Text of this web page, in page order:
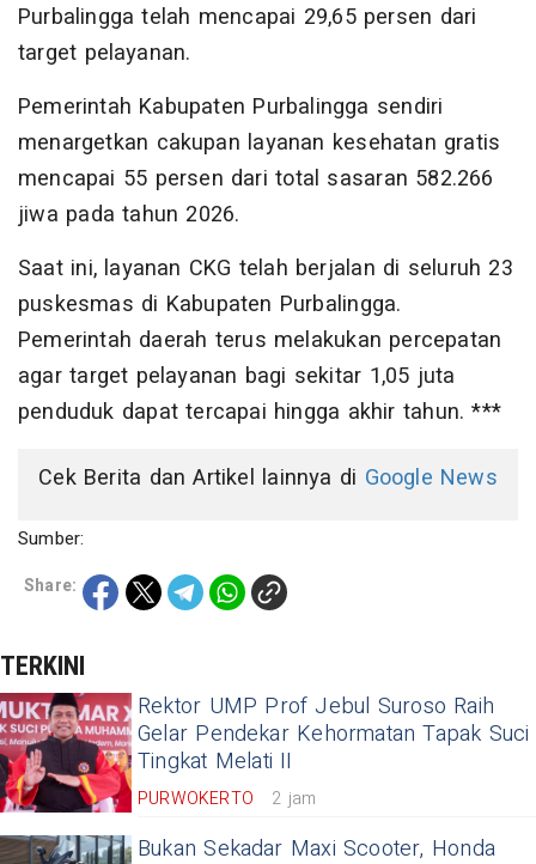
Purbalingga telah mencapai 29,65 persen dari
target pelayanan.
Pemerintah Kabupaten Purbalingga sendiri
menargetkan cakupan layanan kesehatan gratis
mencapai 55 persen dari total sasaran 582.266
jiwa pada tahun 2026.
Saat ini, layanan CKG telah berjalan di seluruh 23
puskesmas di Kabupaten Purbalingga.
Pemerintah daerah terus melakukan percepatan
agar target pelayanan bagi sekitar 1,05 juta
penduduk dapat tercapai hingga akhir tahun. ***
Cek Berita dan Artikel lainnya di Google News
Sumber:
Share:
TERKINI
Rektor UMP Prof Jebul Suroso Raih
Gelar Pendekar Kehormatan Tapak Suci
Tingkat Melati II
PURWOKERTO 2 jam
Bukan Sekadar Maxi Scooter, Honda